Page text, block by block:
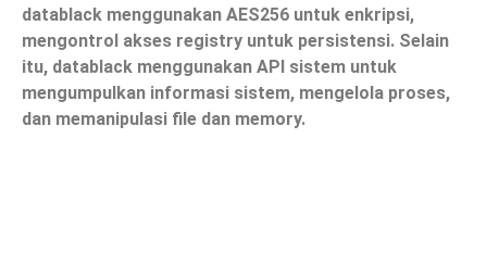
datablack menggunakan AES256 untuk enkripsi,
mengontrol akses registry untuk persistensi. Selain
itu, datablack menggunakan API sistem untuk
mengumpulkan informasi sistem, mengelola proses,
dan memanipulasi file dan memory.